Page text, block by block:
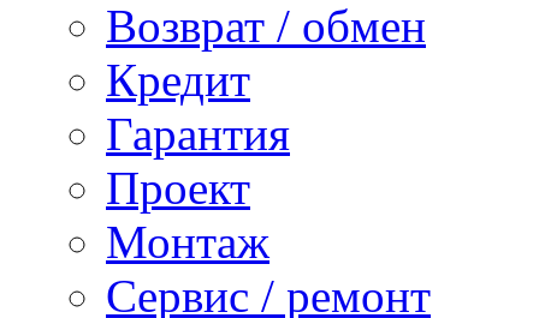
Возврат / обмен
Кредит
Гарантия
Проект
Монтаж
Сервис / ремонт